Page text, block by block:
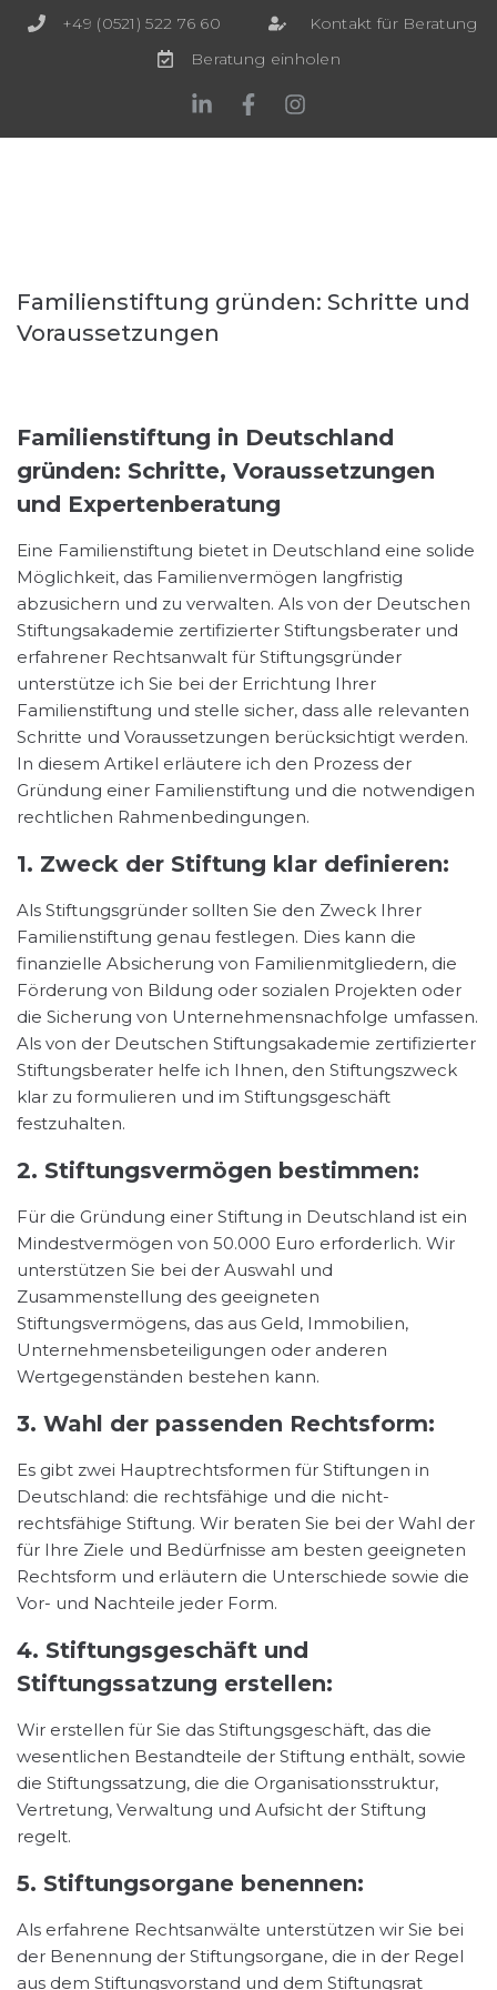
+49 (0521) 522 76 60
Kontakt für Beratung
Beratung einholen
Familienstiftung gründen: Schritte und
Voraussetzungen
Familienstiftung in Deutschland
gründen: Schritte, Voraussetzungen
und Expertenberatung
Eine Familienstiftung bietet in Deutschland eine solide
Möglichkeit, das Familienvermögen langfristig
abzusichern und zu verwalten. Als von der Deutschen
Stiftungsakademie zertifizierter Stiftungsberater und
erfahrener Rechtsanwalt für Stiftungsgründer
unterstütze ich Sie bei der Errichtung Ihrer
Familienstiftung und stelle sicher, dass alle relevanten
Schritte und Voraussetzungen berücksichtigt werden.
In diesem Artikel erläutere ich den Prozess der
Gründung einer Familienstiftung und die notwendigen
rechtlichen Rahmenbedingungen.
1. Zweck der Stiftung klar definieren:
Als Stiftungsgründer sollten Sie den Zweck Ihrer
Familienstiftung genau festlegen. Dies kann die
finanzielle Absicherung von Familienmitgliedern, die
Förderung von Bildung oder sozialen Projekten oder
die Sicherung von Unternehmensnachfolge umfassen.
Als von der Deutschen Stiftungsakademie zertifizierter
Stiftungsberater helfe ich Ihnen, den Stiftungszweck
klar zu formulieren und im Stiftungsgeschäft
festzuhalten.
2. Stiftungsvermögen bestimmen:
Für die Gründung einer Stiftung in Deutschland ist ein
Mindestvermögen von 50.000 Euro erforderlich. Wir
unterstützen Sie bei der Auswahl und
Zusammenstellung des geeigneten
Stiftungsvermögens, das aus Geld, Immobilien,
Unternehmensbeteiligungen oder anderen
Wertgegenständen bestehen kann.
3. Wahl der passenden Rechtsform:
Es gibt zwei Hauptrechtsformen für Stiftungen in
Deutschland: die rechtsfähige und die nicht-
rechtsfähige Stiftung. Wir beraten Sie bei der Wahl der
für Ihre Ziele und Bedürfnisse am besten geeigneten
Rechtsform und erläutern die Unterschiede sowie die
Vor- und Nachteile jeder Form.
4. Stiftungsgeschäft und
Stiftungssatzung erstellen:
Wir erstellen für Sie das Stiftungsgeschäft, das die
wesentlichen Bestandteile der Stiftung enthält, sowie
die Stiftungssatzung, die die Organisationsstruktur,
Vertretung, Verwaltung und Aufsicht der Stiftung
regelt.
5. Stiftungsorgane benennen:
Als erfahrene Rechtsanwälte unterstützen wir Sie bei
der Benennung der Stiftungsorgane, die in der Regel
aus dem Stiftungsvorstand und dem Stiftungsrat